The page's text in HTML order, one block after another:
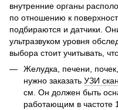
внутренние органы
по отношению к
подбираются и датчики.
ультразвуком уровня
выбора стоит учитывать,
Желудка, печени,
нужно заказать УЗИ
см. Он должен быть
работающим в частоте